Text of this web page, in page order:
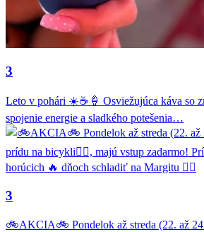
3
Leto v pohári ☀️☕🍦 Osviežujúca káva so
spojenie energie a sladkého potešenia…
3
🚲AKCIA🚲 Pondelok až streda (22. až